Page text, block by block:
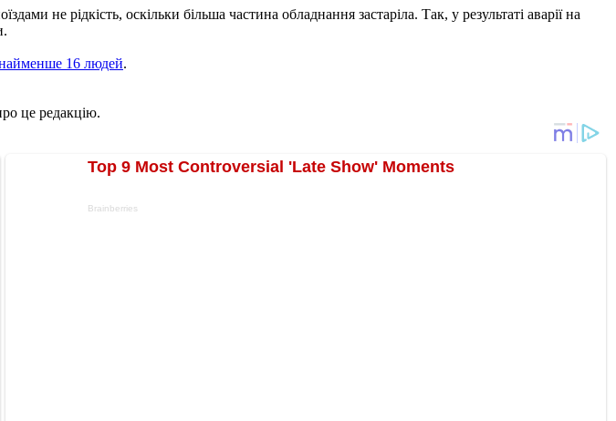
не рідкість, оскільки більша частина обладнання застаріла. Так, у результаті аварії на
16 людей.
це редакцію.